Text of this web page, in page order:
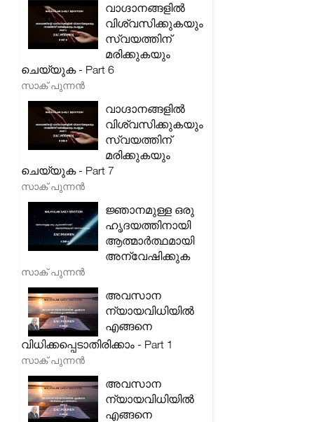
വാഗ്ദാനങ്ങളിൽ
വിശ്വസിക്കുകയും
സ്വയത്തിന്
മരിക്കുകയും
ചെയ്യുക - Part 6
സാക് പുന്നൻ
വാഗ്ദാനങ്ങളിൽ
വിശ്വസിക്കുകയും
സ്വയത്തിന്
മരിക്കുകയും
ചെയ്യുക - Part 7
സാക് പുന്നൻ
ജ്ഞാനമുള്ള ഒരു
ഹൃദയത്തിനായി
ആത്മാർത്ഥമായി
അന്വേഷിക്കുക
സാക് പുന്നൻ
അവസാന
ന്യായവിധിയിൽ
എങ്ങനെ
വിധിക്കപ്പെടാതിരിക്കാം - Part 1
സാക് പുന്നൻ
അവസാന
ന്യായവിധിയിൽ
എങ്ങനെ